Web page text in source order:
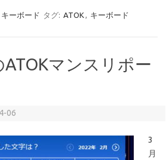
キーボード タグ: ATOK , キーボード
マンスリポー
06
3
月